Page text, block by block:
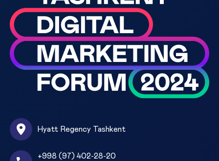
Hyatt Regency Tashkent
+998 (97) 402-28-20